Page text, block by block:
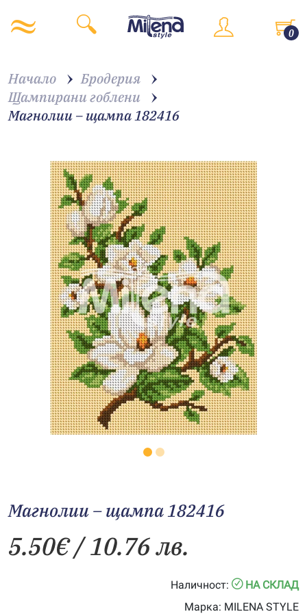
0
Начало
Бродерия
Щампирани гоблени
Магнолии – щампа 182416
Магнолии – щампа 182416
5.50€/ 10.76 лв.
Наличност:
НА СКЛАД
Марка: MILENA STYLE